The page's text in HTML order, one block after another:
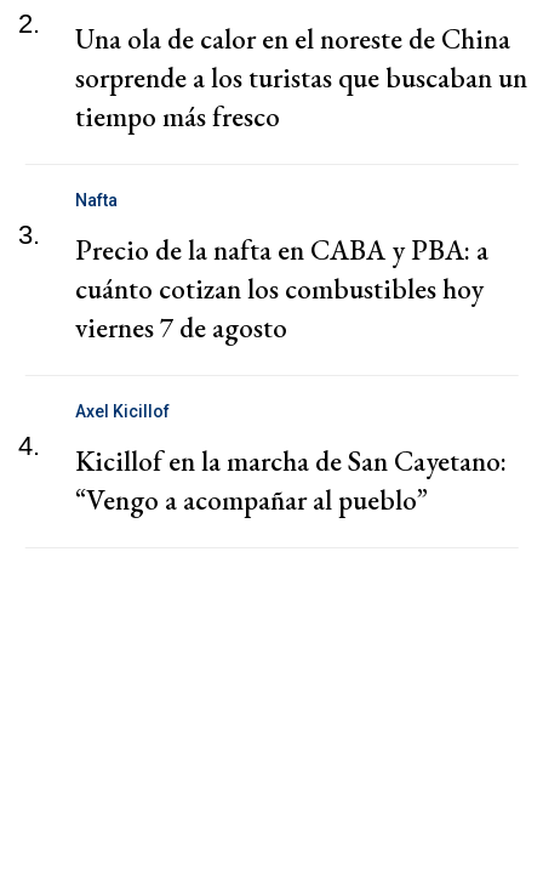
2.
Una ola de calor en el noreste de China
sorprende a los turistas que buscaban un
tiempo más fresco
3.
Nafta
Precio de la nafta en CABA y PBA: a
cuánto cotizan los combustibles hoy
viernes 7 de agosto
4.
Axel Kicillof
Kicillof en la marcha de San Cayetano:
“Vengo a acompañar al pueblo”